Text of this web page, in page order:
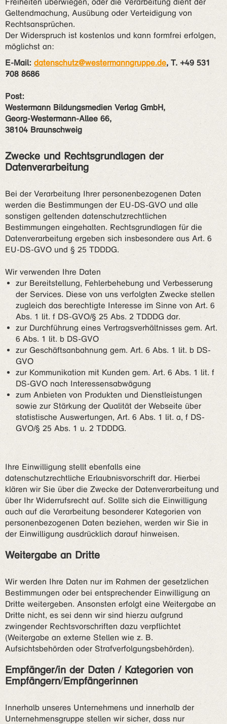
Geltendmachung, Ausübung oder Verteidigung von
Rechtsansprüchen.
Der Widerspruch ist kostenlos und kann formfrei erfolgen,
möglichst an:
E-Mail: datenschutz@westermanngruppe.de, T. +49 531
708 8686
Post:
Westermann Bildungsmedien Verlag GmbH,
Georg-Westermann-Allee 66,
38104 Braunschweig
Zwecke und Rechtsgrundlagen der
Datenverarbeitung
Bei der Verarbeitung Ihrer personenbezogenen Daten
werden die Bestimmungen der EU-DS-GVO und alle
sonstigen geltenden datenschutzrechtlichen
Bestimmungen eingehalten. Rechtsgrundlagen für die
Datenverarbeitung ergeben sich insbesondere aus Art. 6
EU-DS-GVO und § 25 TDDDG.
Wir verwenden Ihre Daten
zur Bereitstellung, Fehlerbehebung und Verbesserung
der Services. Diese von uns verfolgten Zwecke stellen
zugleich das berechtigte Interesse im Sinne von Art. 6
Abs. 1 lit. f DS-GVO/§ 25 Abs. 2 TDDDG dar.
zur Durchführung eines Vertragsverhältnisses gem. Art.
6 Abs. 1 lit. b DS-GVO
zur Geschäftsanbahnung gem. Art. 6 Abs. 1 lit. b DS-
GVO
zur Kommunikation mit Kunden gem. Art. 6 Abs. 1 lit. f
DS-GVO nach Interessensabwägung
zum Anbieten von Produkten und Dienstleistungen
sowie zur Stärkung der Qualität der Webseite über
statistische Auswertungen, Art. 6 Abs. 1 lit. a, f DS-
GVO/§ 25 Abs. 1 u. 2 TDDDG.
Ihre Einwilligung stellt ebenfalls eine
datenschutzrechtliche Erlaubnisvorschrift dar. Hierbei
klären wir Sie über die Zwecke der Datenverarbeitung und
über Ihr Widerrufsrecht auf. Sollte sich die Einwilligung
auch auf die Verarbeitung besonderer Kategorien von
personenbezogenen Daten beziehen, werden wir Sie in
der Einwilligung ausdrücklich darauf hinweisen.
Weitergabe an Dritte
Wir werden Ihre Daten nur im Rahmen der gesetzlichen
Bestimmungen oder bei entsprechender Einwilligung an
Dritte weitergeben. Ansonsten erfolgt eine Weitergabe an
Dritte nicht, es sei denn wir sind hierzu aufgrund
zwingender Rechtsvorschriften dazu verpflichtet
(Weitergabe an externe Stellen wie z. B.
Aufsichtsbehörden oder Strafverfolgungsbehörden).
Empfänger/in der Daten / Kategorien von
Empfängern/Empfängerinnen
Innerhalb unseres Unternehmens und innerhalb der
Unternehmensgruppe stellen wir sicher, dass nur